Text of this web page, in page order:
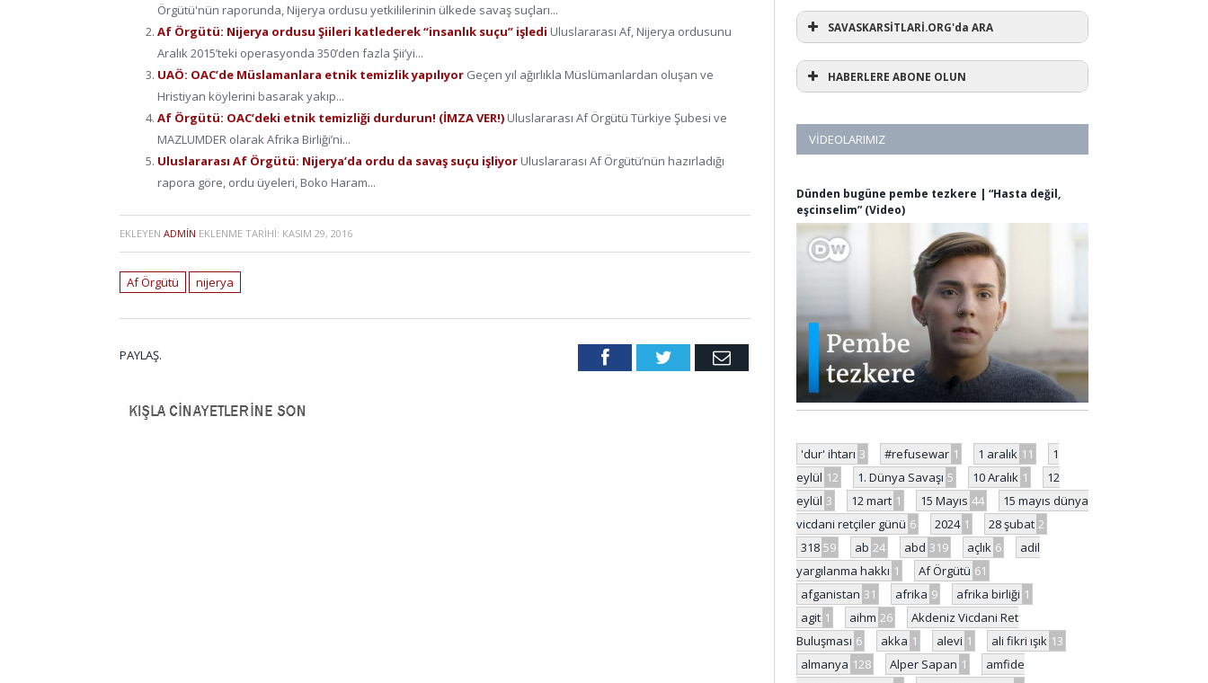
Örgütü'nün raporunda, Nijerya ordusu yetkililerinin ülkede savaş suçları...
Af Örgütü: Nijerya ordusu Şiileri katlederek “insanlık suçu” işledi Uluslararası Af, Nijerya ordusunu
Aralık 2015’teki operasyonda 350’den fazla Şii’yi...
UAÖ: OAC’de Müslamanlara etnik temizlik yapılıyor Geçen yıl ağırlıkla Müslümanlardan oluşan ve
Hristiyan köylerini basarak yakıp...
Af Örgütü: OAC’deki etnik temizliği durdurun! (İMZA VER!) Uluslararası Af Örgütü Türkiye Şubesi ve
MAZLUMDER olarak Afrika Birliği’ni...
Uluslararası Af Örgütü: Nijerya’da ordu da savaş suçu işliyor Uluslararası Af Örgütü’nün hazırladığı
rapora göre, ordu üyeleri, Boko Haram...
EKLEYEN ADMIN EKLENME TARIHI: KASIM 29, 2016
Af Örgütü nijerya
PAYLAŞ. FacebookTwitter Email
SAVASKARSİTLARİ.ORG'da ARA
HABERLERE ABONE OLUN
VIDEOLARIMIZ
Dünden bugüne pembe tezkere | “Hasta değil,
eşcinselim” (Video)
'dur' ihtarı 3 #refusewar 1 1 aralık 11
1
eylül 12 1. Dünya Savaşı 5 10 Aralık 1
12
eylül 3 12 mart 1 15 Mayıs 44
15 mayıs dünya
vicdani retçiler günü 6 2024 1 28 şubat 2
318 59 ab 24 abd 319 açlık 6
adil
yargılanma hakkı 1 Af Örgütü 61
afganistan 31 afrika 9 afrika birliği 1
agit 1 aihm 26
Akdeniz Vicdani Ret
Buluşması 6 akka 1 alevi 1 ali fikri ışık 13
almanya 128 Alper Sapan 1
amfide